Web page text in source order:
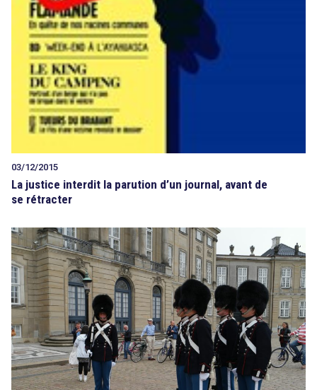
03/12/2015
La justice interdit la parution d’un journal, avant de
se rétracter